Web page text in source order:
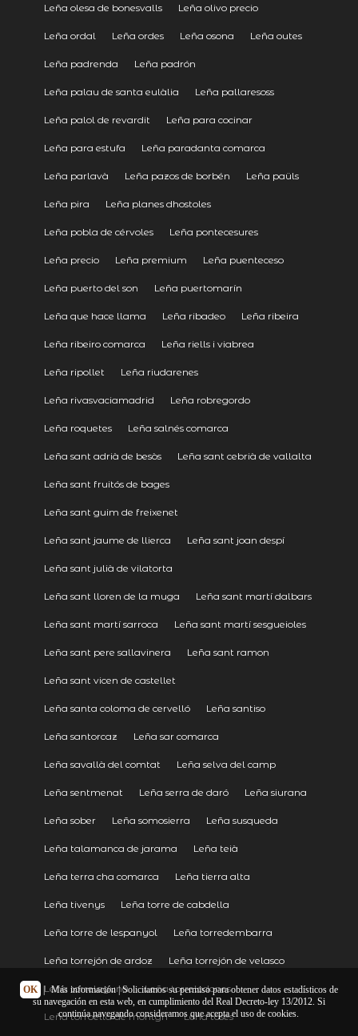
Leña olesa de bonesvalls Leña olivo precio
Leña ordal Leña ordes Leña osona Leña outes
Leña padrenda Leña padrón
Leña palau de santa eulàlia Leña pallaresoss
Leña palol de revardit Leña para cocinar
Leña para estufa Leña paradanta comarca
Leña parlavà Leña pazos de borbén Leña paüls
Leña pira Leña planes dhostoles
Leña pobla de cérvoles Leña pontecesures
Leña precio Leña premium Leña puenteceso
Leña puerto del son Leña puertomarín
Leña que hace llama Leña ribadeo Leña ribeira
Leña ribeiro comarca Leña riells i viabrea
Leña ripollet Leña riudarenes
Leña rivasvaciamadrid Leña robregordo
Leña roquetes Leña salnés comarca
Leña sant adrià de besòs Leña sant cebrià de vallalta
Leña sant fruitós de bages
Leña sant guim de freixenet
Leña sant jaume de llierca Leña sant joan despí
Leña sant julià de vilatorta
Leña sant lloren de la muga Leña sant martí dalbars
Leña sant martí sarroca Leña sant martí sesgueioles
Leña sant pere sallavinera Leña sant ramon
Leña sant vicen de castellet
Leña santa coloma de cervelló Leña santiso
Leña santorcaz Leña sar comarca
Leña savallà del comtat Leña selva del camp
Leña sentmenat Leña serra de daró Leña siurana
Leña sober Leña somosierra Leña susqueda
Leña talamanca de jarama Leña teià
Leña terra cha comarca Leña tierra alta
Leña tivenys Leña torre de cabdella
Leña torre de lespanyol Leña torredembarra
Leña torrejón de ardoz Leña torrejón de velasco
Leña torrelaguna Leña torrelodones
Leña torroella de montgrí Leña toses
OK | Más información| Solicitamos su permiso para obtener datos estadísticos de
su navegación en esta web, en cumplimiento del Real Decreto-ley 13/2012. Si
continúa navegando consideramos que acepta el uso de cookies.